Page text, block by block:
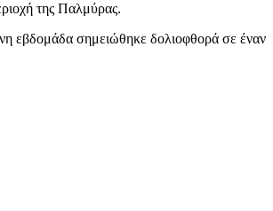
της Παλμύρας.
εβδομάδα σημειώθηκε δολιοφθορά σε έναν